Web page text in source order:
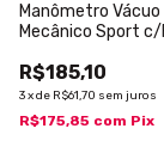
Manômetro
Mecânico Sport c/
R$185,10
3xde R$61,70 sem juros
R$175,85 com Pix